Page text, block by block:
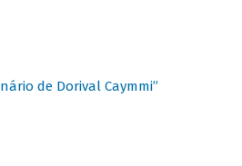
de Dorival Caymmi”